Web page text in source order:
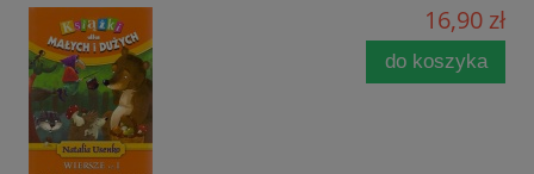
16,90 zł
do koszyka